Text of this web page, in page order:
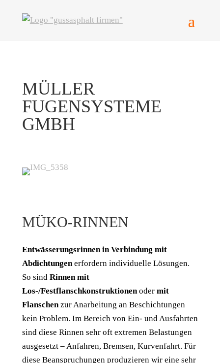
MÜLLER
FUGENSYSTEME
GMBH
MÜKO-RINNEN
Entwässerungsrinnen in Verbindung mit
Abdichtungenerfordern individuelle Lösungen.
So sind Rinnen mit
Los-/Festflanschkonstruktionenoder mit
Flanschenzur Anarbeitung an Beschichtungen
kein Problem. Im Bereich von Ein- und Ausfahrten
sind diese Rinnen sehr oft extremen Belastungen
ausgesetzt – Anfahren, Bremsen, Kurvenfahrt. Für
diese Beanspruchungen produzieren wir eine sehr